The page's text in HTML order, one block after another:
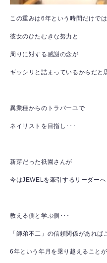
この重みは6年という時間だけでは
彼女のひたむきな努力と
周りに対する感謝の念が
ギッシリと詰まっているからだと
異業種からのトラバーユで
ネイリストを目指し･･･
新芽だった祇園さんが
今はJEWELを牽引するリーダーへ
教える側と学ぶ側･･･
「師弟不二」の信頼関係があれば
6年という年月を乗り越えること